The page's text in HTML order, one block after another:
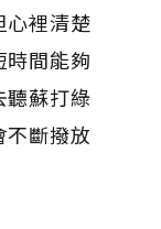
心裡清楚
時間能夠
聽蘇打綠
不斷撥放